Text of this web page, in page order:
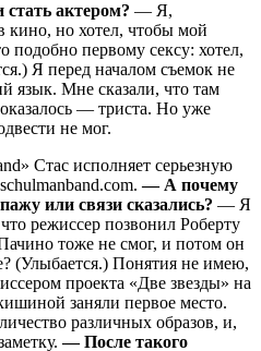
актером? — Я,
кино, но хотел, чтобы мой
первому сексу: хотел,
Я перед началом съемок не
язык. Мне сказали, что там
— триста. Но уже
не мог.
Стас исполняет серьезную
— А почему
или связи сказались? — Я
режиссер позвонил Роберту
тоже не смог, и потом он
(Улыбается.) Понятия не имею,
проекта «Две звезды» на
заняли первое место.
различных образов, и,
— После такого